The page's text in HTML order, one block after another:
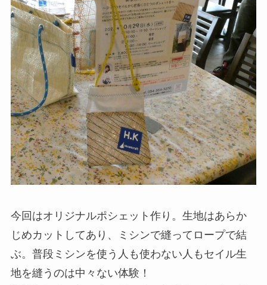
今回はオリジナルポシェット作り。生地はあらか
じめカットしてあり、ミシンで縫ってロープで結
ぶ。普段ミシンを使う人も使わない人もセイル生
地を縫うのは中々ない体験！